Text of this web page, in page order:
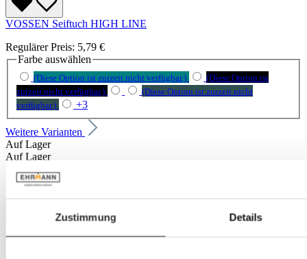
Zustimmung Details
VOSSEN Seiftuch HIGH LINE
Regulärer Preis: 5,79 €
Farbe auswählen
(Diese Option ist zurzeit nicht verfügbar.)
(Diese Option ist
zurzeit nicht verfügbar.)
(Diese Option ist zurzeit nicht
verfügbar.)
+3
Weitere Varianten
Auf Lager
Auf Lager